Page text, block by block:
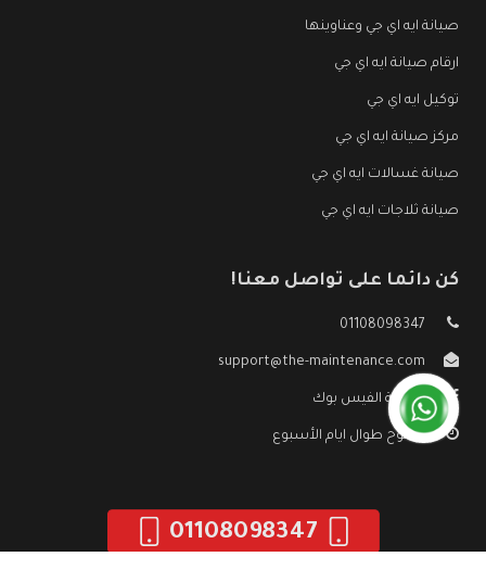
صيانة ايه اي جي وعناوينها
ارقام صيانة ايه اي جي
توكيل ايه اي جي
مركز صيانة ايه اي جي
صيانة غسالات ايه اي جي
صيانة ثلاجات ايه اي جي
كن دائما على تواصل معنا!
01108098347
support@the-maintenance.com
صفحة الفيس بوك
مفتوح طوال ايام الأسبوع
01108098347